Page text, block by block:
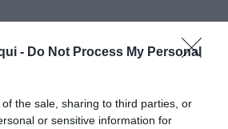
- Do Not Process My Personal
the sale, sharing to third parties, or
or sensitive information for